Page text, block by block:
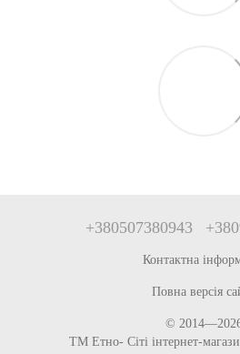
+380507380943
Контактна
Повна версія
©
ТМ Етно- Сіті інтернет-